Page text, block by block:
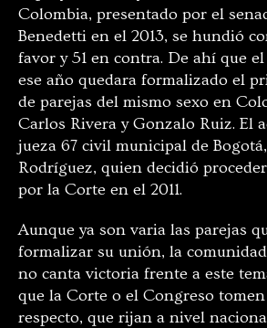
Colombia, presentado por el
Benedetti en el 2013, se hundió
favor y 51 en contra. De ahí que
ese año quedara formalizado el
de parejas del mismo sexo en
Carlos Rivera y Gonzalo Ruiz. El
jueza 67 civil municipal de
Rodríguez, quien decidió
por la Corte en el 2011.
Aunque ya son varia las parejas
formalizar su unión, la
no canta victoria frente a este
que la Corte o el Congreso
respecto, que rijan a nivel